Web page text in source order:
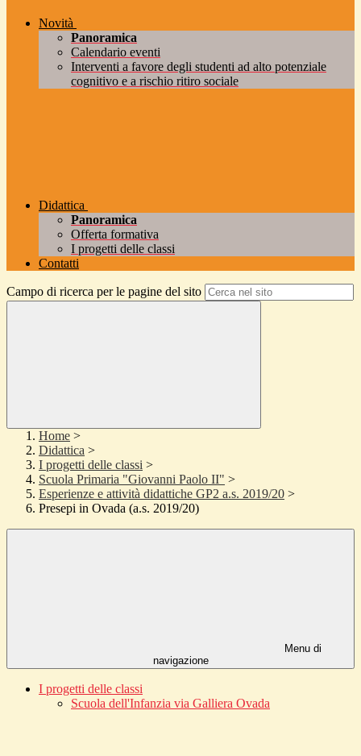
Novità
Panoramica
Calendario eventi
Interventi a favore degli studenti ad alto potenziale
cognitivo e a rischio ritiro sociale
Didattica
Panoramica
Offerta formativa
I progetti delle classi
Contatti
Campo di ricerca per le pagine del sito
Home >
Didattica >
I progetti delle classi >
Scuola Primaria "Giovanni Paolo II" >
Esperienze e attività didattiche GP2 a.s. 2019/20 >
Presepi in Ovada (a.s. 2019/20)
Menu di
navigazione
I progetti delle classi
Scuola dell'Infanzia via Galliera Ovada